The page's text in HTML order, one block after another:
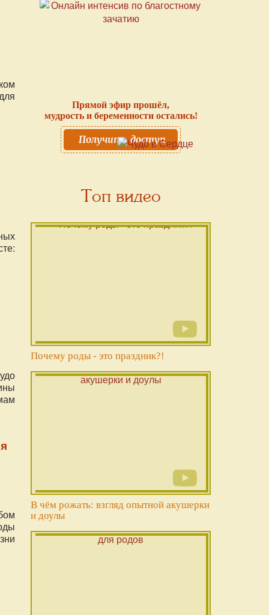
Прямой эфир прошёл,
мудрость и беременности остались!
Получить доступ
Топ видео
Почему роды - это праздник?!
В чём рожать: взгляд опытной акушерки
и доулы